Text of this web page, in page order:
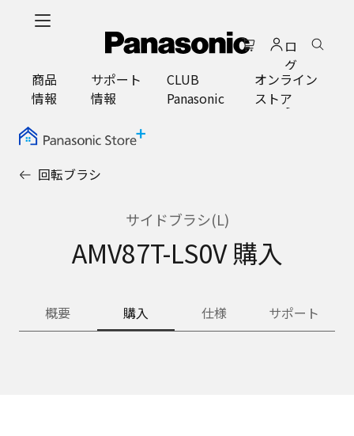
ロ
グ
イ
ン
商品
情報
サポート
情報
CLUB
Panasonic
オンライン
ストア
回転ブラシ
サイドブラシ(L)
AMV87T-LS0V 購入
概要 購入 仕様 サポート